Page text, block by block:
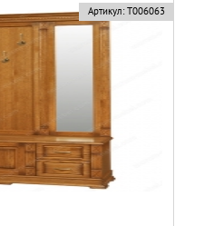
Артикул: Т006063